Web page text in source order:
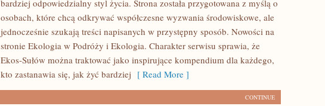
bardziej odpowiedzialny styl życia. Strona została przygotowana z myślą o
osobach, które chcą odkrywać współczesne wyzwania środowiskowe, ale
jednocześnie szukają treści napisanych w przystępny sposób. Nowości na
stronie Ekologia w Podróży i Ekologia. Charakter serwisu sprawia, że
Ekos-Sułów można traktować jako inspirujące kompendium dla każdego,
kto zastanawia się, jak żyć bardziej [ Read More ]
CONTINUE